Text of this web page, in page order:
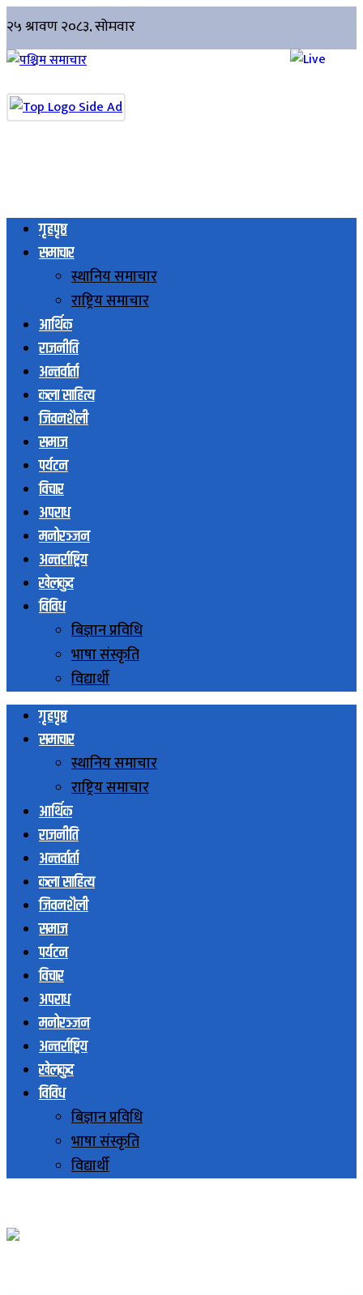
गृहपृष्ठ
समाचार
स्थानिय समाचार
राष्ट्रिय समाचार
आर्थिक
राजनीति
अन्तर्वार्ता
कला साहित्य
जिवनशैली
समाज
पर्यटन
विचार
अपराध
मनोरञ्जन
अन्तर्राष्ट्रिय
खेलकुद
विविध
बिज्ञान प्रविधि
भाषा संस्कृति
विद्यार्थी
गृहपृष्ठ
समाचार
स्थानिय समाचार
राष्ट्रिय समाचार
आर्थिक
राजनीति
अन्तर्वार्ता
कला साहित्य
जिवनशैली
समाज
पर्यटन
विचार
अपराध
मनोरञ्जन
अन्तर्राष्ट्रिय
खेलकुद
विविध
बिज्ञान प्रविधि
भाषा संस्कृति
विद्यार्थी